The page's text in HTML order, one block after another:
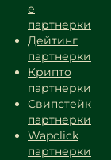
е
партнерки
Дейтинг
партнерки
Крипто
партнерки
Свипстейк
партнерки
Wapclick
партнерки